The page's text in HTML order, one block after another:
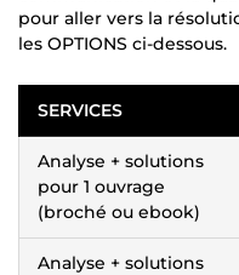
pour aller vers la
les OPTIONS ci-dessous.
SERVICES
Analyse + solutions
pour 1 ouvrage
(broché ou ebook)
Analyse + solutions